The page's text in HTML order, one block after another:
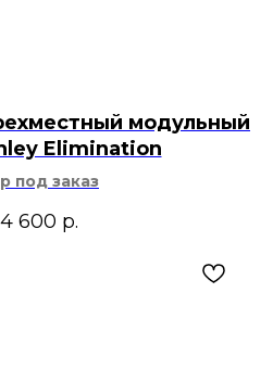
модульный
Elimination
под заказ
600 р.